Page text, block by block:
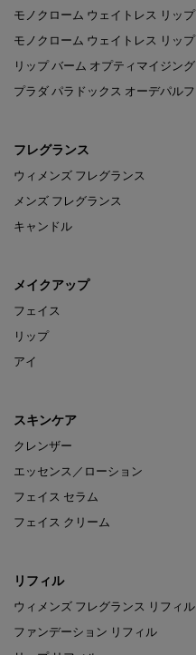
モノクローム ウェイトレス リッ
モノクローム ウェイトレス リッ
リップ バーム オプティマイジン
プラダ パラドックス オーデパル
フレグランス
ウィメンズ フレグランス
メンズ フレグランス
キャンドル
メイクアップ
フェイス
リップ
アイ
スキンケア
クレンザー
エッセンス／ローション
フェイス セラム
フェイス クリーム
リフィル
ウィメンズ フレグランス リフィル
ファンデーション リフィル